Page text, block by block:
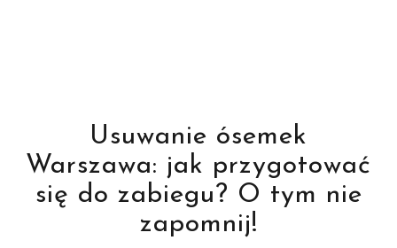
Usuwanie ósemek
Warszawa: jak przygotować
się do zabiegu? O tym nie
zapomnij!